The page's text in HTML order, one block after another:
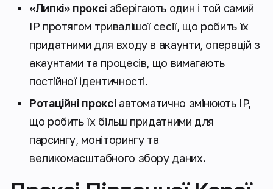
«Липкі» проксізберігають один і той самий
IP протягом тривалішої сесії, що робить їх
придатними для входу в акаунти, операцій з
акаунтами та процесів, що вимагають
постійної ідентичності.
Ротаційні проксіавтоматично змінюють IP,
що робить їх більш придатними для
парсингу, моніторингу та
великомасштабного збору даних.